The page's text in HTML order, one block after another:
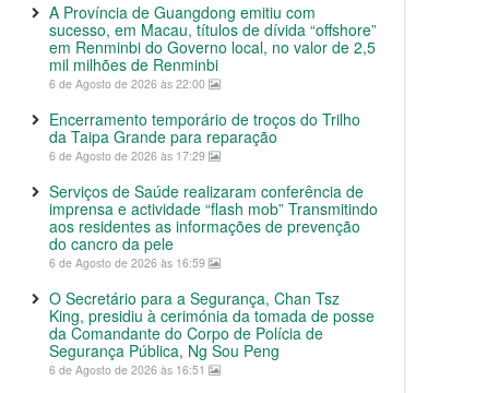
A Província de Guangdong emitiu com
sucesso, em Macau, títulos de dívida “offshore”
em Renminbi do Governo local, no valor de 2,5
mil milhões de Renminbi
6 de Agosto de 2026 às 22:00
Encerramento temporário de troços do Trilho
da Taipa Grande para reparação
6 de Agosto de 2026 às 17:29
Serviços de Saúde realizaram conferência de
imprensa e actividade “flash mob” Transmitindo
aos residentes as informações de prevenção
do cancro da pele
6 de Agosto de 2026 às 16:59
O Secretário para a Segurança, Chan Tsz
King, presidiu à cerimónia da tomada de posse
da Comandante do Corpo de Polícia de
Segurança Pública, Ng Sou Peng
6 de Agosto de 2026 às 16:51